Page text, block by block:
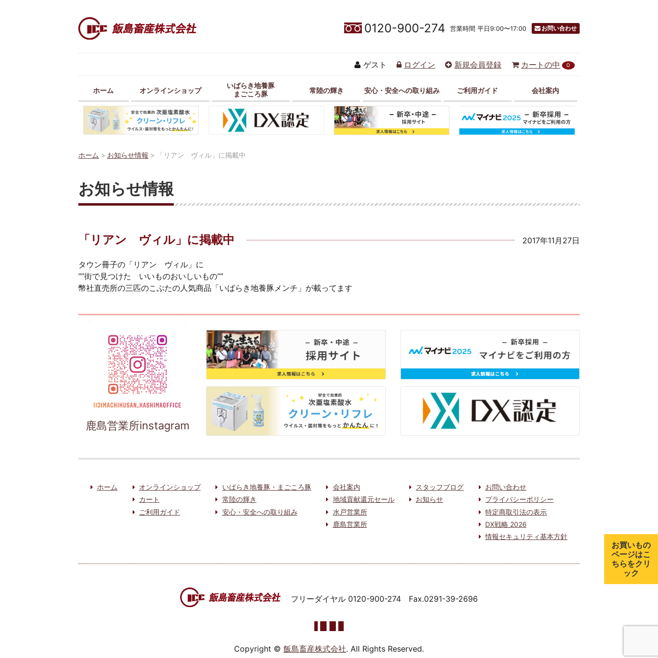
0120-900-274 営業時間 平日9:00〜17:00 お問い合わせ
ゲスト ログイン 新規会員登録 カートの中 0
ホーム オンラインショップ
いばらき地養豚
まごころ豚
常陸の輝き 安心・安全への取り組み ご利用ガイド 会社案内
ホーム > お知らせ情報 > 「リアン ヴィル」に掲載中
お知らせ情報
「リアン ヴィル」に掲載中 2017年11月27日
タウン冊子の「リアン ヴィル」に
””街で見つけた いいものおいしいもの””
幣社直売所の三匹のこぶたの人気商品「いばらき地養豚メンチ」が載ってます
鹿島営業所instagram
ホーム
オンラインショップ
カート
ご利用ガイド
いばらき地養豚・まごころ豚
常陸の輝き
安心・安全への取り組み
会社案内
地域貢献還元セール
水戸営業所
鹿島営業所
スタッフブログ
お知らせ
お問い合わせ
プライバシーポリシー
特定商取引法の表示
DX戦略 2026
情報セキュリティ基本方針
フリーダイヤル 0120-900-274 Fax.0291-39-2696
Copyright © 飯島畜産株式会社. All Rights Reserved.
お買いもの
ページはこ
ちらをクリ
ック